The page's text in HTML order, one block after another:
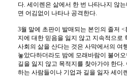
다. 세이렌은 삶에서 한 번 나타나지 않
면 어김없이 나타나 공격한다.
3월 말에 초판이 발매되는 본인의 졸저
지에 대한 믿음을 잃지 않고 지속적으로
사회의 삶을 산다는 것은 사막에서의 여
놓았다하더라도 밤에 모래바람이 불어
길을 잃지 않고 목적지를 찾아가야 한다
하는 사람들이나 기업과 길을 잃자 세이